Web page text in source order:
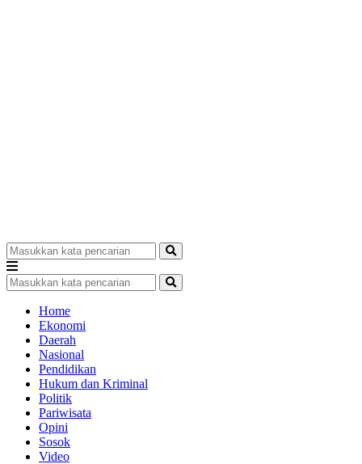
Home
Ekonomi
Daerah
Nasional
Pendidikan
Hukum dan Kriminal
Politik
Pariwisata
Opini
Sosok
Video